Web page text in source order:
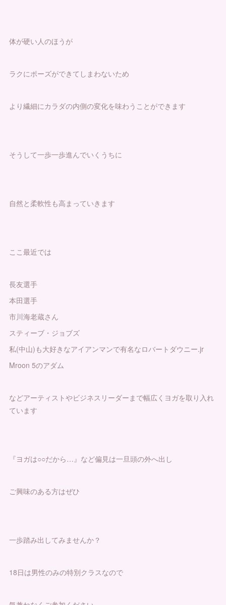
体が硬い人のほうが
ラクにポーズができてしまわないため
より繊細にカラダの内側の変化を味わうことができます
そうして一歩一歩進んでいくうちに
自然と柔軟性も高まっていきます
ここ最近では
長友選手
本田選手
市川海老蔵さん
スティーブ・ジョブズ
私(中山)も大好きなアイアンマンで有名なロバートダウニー.jr
Mroon 5のアダム
などアーティストやビジネスリーダーまで幅広くヨガを取り入れ
ています
『ヨガは○○だから…』など偏見は一旦頭の外へ出し
ご興味のある方はぜひ
一歩踏み出してみませんか？
18日は男性のみの特別クラスなので